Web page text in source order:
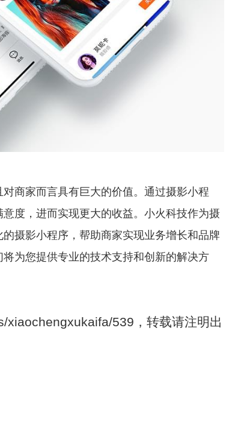
商家而言具有巨大的价值。通过摄影小程
度，进而实现更大的收益。小火科技作为摄
摄影小程序，帮助商家实现业务增长和品牌
将为您提供专业的技术支持和创新的解决方
539，转载请注明出